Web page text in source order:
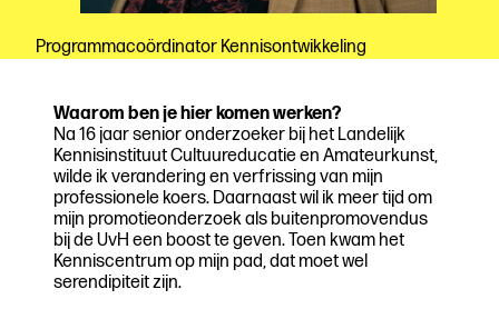
Programmacoördinator Kennisontwikkeling
Waarom ben je hier komen werken?
Na 16 jaar senior onderzoeker bij het Landelijk
Kennisinstituut Cultuureducatie en Amateurkunst,
wilde ik verandering en verfrissing van mijn
professionele koers. Daarnaast wil ik meer tijd om
mijn promotieonderzoek als buitenpromovendus
bij de UvH een boost te geven. Toen kwam het
Kenniscentrum op mijn pad, dat moet wel
serendipiteit zijn.